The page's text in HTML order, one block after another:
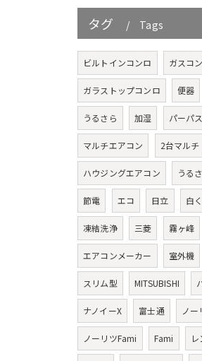
タグ Tags
ビルトインコンロ ガスコ
ガラストップコンロ 便器
うるさら 加湿 パーパス
マルチエアコン 2台マルチ
ハウジングエアコン うる
節電 エコ 日立 白
凍結洗浄 三菱 霧ヶ峰
エアコンメーカー 室外機
スリム型 MITSUBISHI
ナノイーX 富士通 ノー
ノーリツFami Fami